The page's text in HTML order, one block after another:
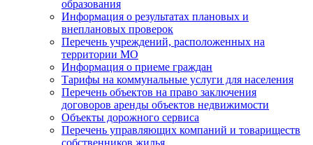
образования
Информация о результатах плановых и
внеплановых проверок
Перечень учреждений, расположенных на
территории МО
Информация о приеме граждан
Тарифы на коммунальные услуги для населения
Перечень объектов на право заключения
договоров аренды объектов недвижимости
Объекты дорожного сервиса
Перечень управляющих компаний и товариществ
собственников жилья